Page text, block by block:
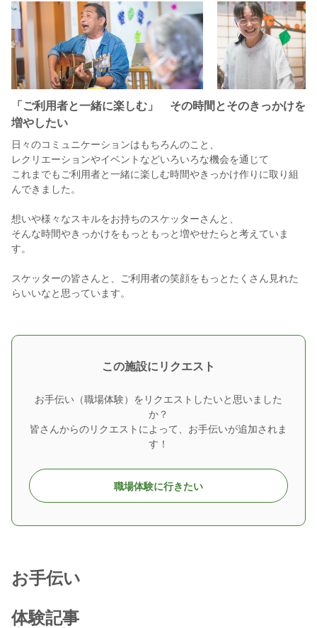
「ご利用者と一緒に楽しむ」 その時間とそのきっかけを
増やしたい
日々のコミュニケーションはもちろんのこと、
レクリエーションやイベントなどいろいろな機会を通じて
これまでもご利用者と一緒に楽しむ時間やきっかけ作りに取り組
んできました。
想いや様々なスキルをお持ちのスケッターさんと、
そんな時間やきっかけをもっともっと増やせたらと考えていま
す。
スケッターの皆さんと、ご利用者の笑顔をもっとたくさん見れた
らいいなと思っています。
この施設にリクエスト
お手伝い（職場体験）をリクエストしたいと思いました
か？
皆さんからのリクエストによって、お手伝いが追加されま
す！
職場体験に行きたい
お手伝い
体験記事